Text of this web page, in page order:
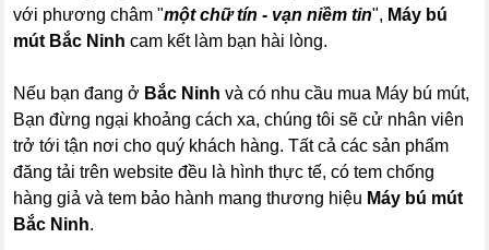
với phương châm "một chữ tín - vạn niềm tin", Máy bú
mút Bắc Ninh cam kết làm bạn hài lòng.
Nếu bạn đang ở Bắc Ninh và có nhu cầu mua Máy bú mút,
Bạn đừng ngại khoảng cách xa, chúng tôi sẽ cử nhân viên
trở tới tận nơi cho quý khách hàng. Tất cả các sản phẩm
đăng tải trên website đều là hình thực tế, có tem chống
hàng giả và tem bảo hành mang thương hiệu Máy bú mút
Bắc Ninh.